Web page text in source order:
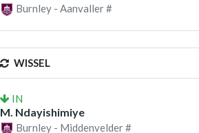
Burnley - Aanvaller #
WISSEL
IN
M. Ndayishimiye
Burnley - Middenvelder #